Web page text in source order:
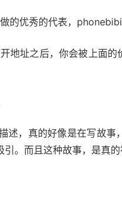
的优秀的代表，phonebibi
址之后，你会被上面的
，真的好像是在写故事
。而且这种故事，是真